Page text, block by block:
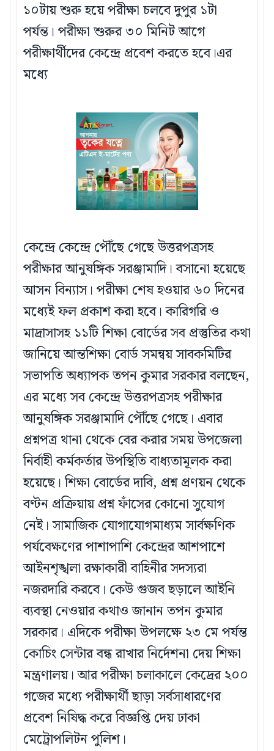
১০টায় শুরু হয়ে পরীক্ষা চলবে দুপুর ১টা
পর্যন্ত। পরীক্ষা শুরুর ৩০ মিনিট আগে
পরীক্ষার্থীদের কেন্দ্রে প্রবেশ করতে হবে।এর
মধ্যে
কেন্দ্রে কেন্দ্রে পৌঁছে গেছে উত্তরপত্রসহ
পরীক্ষার আনুষঙ্গিক সরঞ্জামাদি। বসানো হয়েছে
আসন বিন্যাস। পরীক্ষা শেষ হওয়ার ৬০ দিনের
মধ্যেই ফল প্রকাশ করা হবে। কারিগরি ও
মাদ্রাসাসহ ১১টি শিক্ষা বোর্ডের সব প্রস্তুতির কথা
জানিয়ে আন্তশিক্ষা বোর্ড সমন্বয় সাবকমিটির
সভাপতি অধ্যাপক তপন কুমার সরকার বলছেন,
এর মধ্যে সব কেন্দ্রে উত্তরপত্রসহ পরীক্ষার
আনুষঙ্গিক সরঞ্জামাদি পৌঁছে গেছে। এবার
প্রশ্নপত্র থানা থেকে বের করার সময় উপজেলা
নির্বাহী কর্মকর্তার উপস্থিতি বাধ্যতামূলক করা
হয়েছে। শিক্ষা বোর্ডের দাবি, প্রশ্ন প্রণয়ন থেকে
বণ্টন প্রক্রিয়ায় প্রশ্ন ফাঁসের কোনো সুযোগ
নেই। সামাজিক যোগাযোগমাধ্যম সার্বক্ষণিক
পর্যবেক্ষণের পাশাপাশি কেন্দ্রের আশপাশে
আইনশৃঙ্খলা রক্ষাকারী বাহিনীর সদস্যরা
নজরদারি করবে। কেউ গুজব ছড়ালে আইনি
ব্যবস্থা নেওয়ার কথাও জানান তপন কুমার
সরকার। এদিকে পরীক্ষা উপলক্ষে ২৩ মে পর্যন্ত
কোচিং সেন্টার বন্ধ রাখার নির্দেশনা দেয় শিক্ষা
মন্ত্রণালয়। আর পরীক্ষা চলাকালে কেদ্রের ২০০
গজের মধ্যে পরীক্ষার্থী ছাড়া সর্বসাধারণের
প্রবেশ নিষিদ্ধ করে বিজ্ঞপ্তি দেয় ঢাকা
মেট্রোপলিটন পুলিশ।